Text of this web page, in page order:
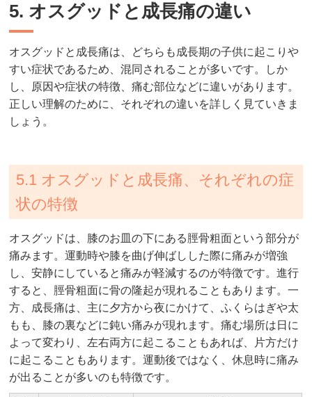
5. オスグッドと成長痛の違い
オスグッドと成長痛は、どちらも成長期の子供に起こりや
すい症状であるため、混同されることが多いです。しか
し、原因や症状の特徴、痛む部位などに違いがあります。
正しい理解のために、それぞれの違いを詳しく見ていきま
しょう。
5.1 オスグッドと成長痛、それぞれの症
状の特徴
オスグッドは、膝のお皿の下にある脛骨粗面という部分が
痛みます。運動時や膝を曲げ伸ばしした際に痛みが増強
し、安静にしていると痛みが軽減するのが特徴です。進行
すると、脛骨粗面に骨の隆起が現れることもあります。一
方、成長痛は、主に夕方から夜にかけて、ふくらはぎや太
もも、膝の裏などに鈍い痛みが現れます。痛む場所は日に
よって変わり、左右両方に起こることもあれば、片方だけ
に起こることもあります。運動後ではなく、休息時に痛み
が出ることが多いのも特徴です。